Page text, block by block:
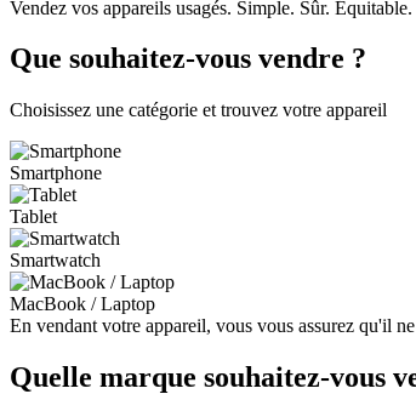
Vendez vos appareils usagés. Simple. Sûr. Équitable.
Que souhaitez-vous vendre ?
Choisissez une catégorie et trouvez votre appareil
Smartphone
Tablet
Smartwatch
MacBook / Laptop
En vendant votre appareil, vous vous assurez qu'il
Quelle marque souhaitez-vous